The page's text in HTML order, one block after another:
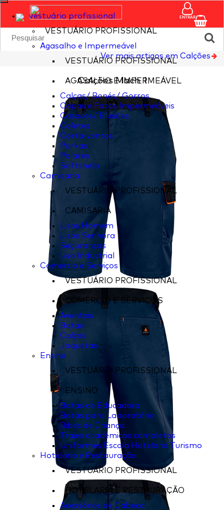
vestuário profissional
VESTUÁRIO PROFISSIONAL
Agasalho e Impermeável
VESTUÁRIO PROFISSIONAL
AGASALHO E IMPERMEÁVEL
Calças/ Bonés/ Gorros
Capas e Fatos Impermeáveis
Casacos/ Blusões
Coletes
Corta-ventos
Parkas
Polares
Softshells
Camisaria
VESTUÁRIO PROFISSIONAL
CAMISARIA
Lisos Homem
Lisos Senhora
Seguranças
Uso Industrial
Comércio e Serviços
VESTUÁRIO PROFISSIONAL
COMÉRCIO E SERVIÇOS
Aventais
Batas
Calças
Jaquetas
Ensino
VESTUÁRIO PROFISSIONAL
ENSINO
Batas de Educadora
Batas para Laboratório
Bibes de Criança
Trajes académicos completos
Uniformes Escola Hotelaria Turismo
Hotelaria e Restauração
VESTUÁRIO PROFISSIONAL
HOTELARIA E RESTAURAÇÃO
Acessórios de Cabeça
ENTRAR
Ver mais artigos em Calções
Calções Mach 1